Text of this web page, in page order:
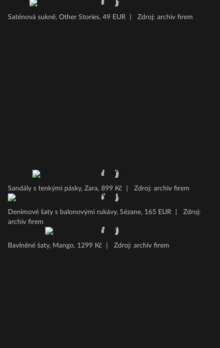
Saténová sukně, Other Stories, 49 EUR Zdroj: archiv firem
Sandály s tenkými pásky, Zara, 899 Kč Zdroj: archiv firem
Denimové šaty s balonovými rukávy, Sézane, 165 EUR
Zdroj:
archiv firem
Bavlněné šaty, Mango, 1299 Kč Zdroj: archiv firem